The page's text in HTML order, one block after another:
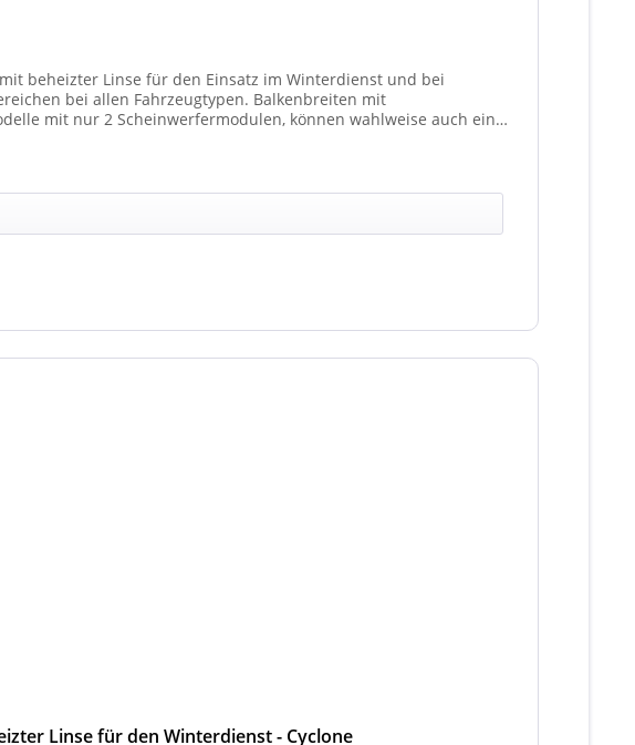
beheizter Linse für den Einsatz im Winterdienst und bei
Fahrzeugtypen. Balkenbreiten mit
mit nur 2 Scheinwerfermodulen, können wahlweise auch ein
Linse für den Winterdienst - Cyclone